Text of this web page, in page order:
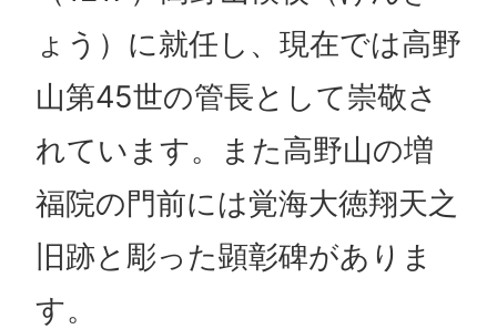
ょう）に就任し、現在では高野
山第45世の管長として崇敬さ
れています。また高野山の増
福院の門前には覚海大徳翔天之
旧跡と彫った顕彰碑がありま
す。